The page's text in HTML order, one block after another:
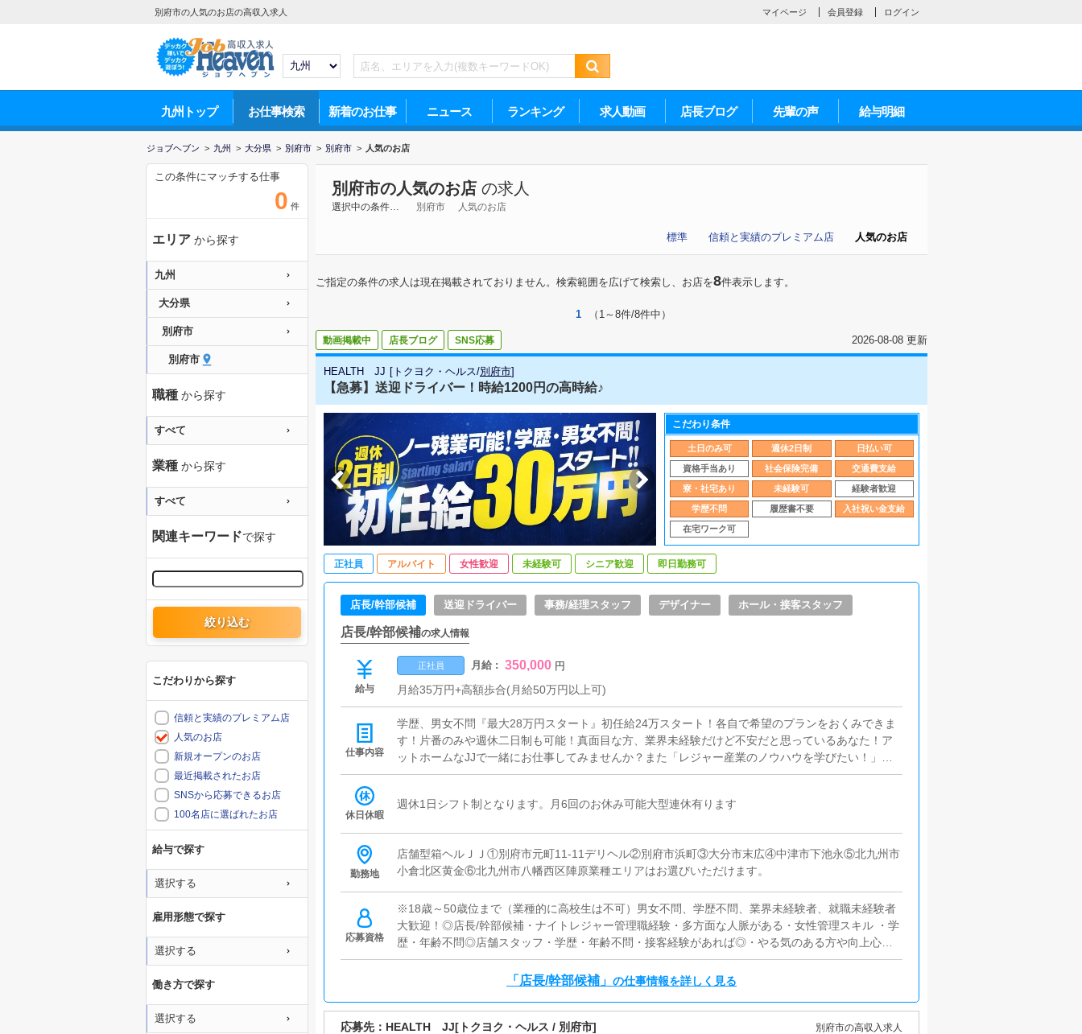
別府市の人気のお店の高収入求人 マイページ 会員登録 ログイン
九州トップ お仕事検索 新着のお仕事 ニュース ランキング 求人動画 店長ブログ 先輩の声 給与明細
ジョブヘブン > 九州 > 大分県 > 別府市 > 別府市 > 人気のお店
別府市の人気のお店 の求人
選択中の条件… 別府市 人気のお店
人気のお店
信頼と実績のプレミアム店
標準
ご指定の条件の求人は現在掲載されておりません。検索範囲を広げて検索し、お店を8件表示します。
1 （1～8件/8件中）
動画掲載中 店長ブログ SNS応募 2026-08-08 更新
HEALTH JJ [ トクヨク・ヘルス/別府市]
【急募】送迎ドライバー！時給1200円の高時給♪
こだわり条件
土日のみ可 週休2日制 日払い可
資格手当あり 社会保険完備 交通費支給
寮・社宅あり 未経験可 経験者歓迎
学歴不問 履歴書不要 入社祝い金支給
在宅ワーク可
正社員 アルバイト 女性歓迎 未経験可 シニア歓迎 即日勤務可
店長/幹部候補 送迎ドライバー 事務/経理スタッフ デザイナー ホール・接客スタッフ
店長/幹部候補の求人情報
給与
正社員 月給 : 350,000 円
月給35万円+高額歩合(月給50万円以上可)
仕事内容
学歴、男女不問『最大28万円スタート』初任給24万スタート！各自で希望のプランをおくみできま
す！片番のみや週休二日制も可能！真面目な方、業界未経験だけど不安だと思っているあなた！ア
ットホームなJJで一緒にお仕事してみませんか？また「レジャー産業のノウハウを学びたい！」
「独立願望がある！」「大きな夢がある！」「自分のお店を持ちたい！」そんな貴方からのご応募
ッフ特別募集中！】元キャストの方や業界経験者で、事務作業などにご興味のある方は高待遇でお
た方を募集しています。
休日休暇
週休1日シフト制となります。月6回のお休み可能大型連休有ります
勤務地
店舗型箱ヘルＪＪ①別府市元町11-11デリヘル②別府市浜町③大分市末広④中津市下池永⑤北九州市
小倉北区黄金⑥北九州市八幡西区陣原業種エリアはお選びいただけます。
応募資格
※18歳～50歳位まで（業種的に高校生は不可）男女不問、学歴不問、業界未経験者、就職未経験者
大歓迎！◎店長/幹部候補・ナイトレジャー管理職経験・多方面な人脈がある・女性管理スキル ・学
歴・年齢不問◎店舗スタッフ・学歴・年齢不問・接客経験があれば◎・やる気のある方や向上心の
ある方大歓迎！◎事務/WEBスタッフ・学歴・年齢不問・Photoshop、Illustrator、FLASHが使える
方・制作実績のわかるものをご持参ください。※インターネット関連の知識と技術のある経験者優
加入済みの自家用車の持込みが出来る方。自家用車をお持ちでない方も歓迎です。がんばり次第で
年収1000万円以上が可能です(現在数名が達成中・未経験から入社の方もおられます）身分証必須・
「店長/幹部候補」 の仕事情報を詳しく見る
応募先： HEALTH JJ[トクヨク・ヘルス / 別府市] 別府市の高収入求人
この条件にマッチする仕事
0 件
エリア から探す
九州
大分県
別府市
別府市
職種 から探す
すべて
業種 から探す
すべて
関連キーワードで探す
絞り込む
こだわりから探す
信頼と実績のプレミアム店
人気のお店
新規オープンのお店
最近掲載されたお店
SNSから応募できるお店
100名店に選ばれたお店
給与で探す
選択する
雇用形態で探す
選択する
働き方で探す
選択する